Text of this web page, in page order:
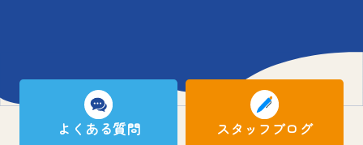
よくある質問 スタッフブログ